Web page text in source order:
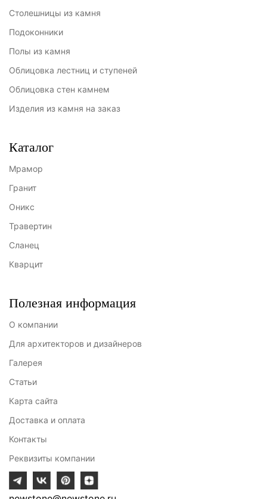
Столешницы из камня
Подоконники
Полы из камня
Облицовка лестниц и ступеней
Облицовка стен камнем
Изделия из камня на заказ
Каталог
Мрамор
Гранит
Оникс
Травертин
Сланец
Кварцит
Полезная информация
О компании
Для архитекторов и дизайнеров
Галерея
Статьи
Карта сайта
Доставка и оплата
Контакты
Реквизиты компании